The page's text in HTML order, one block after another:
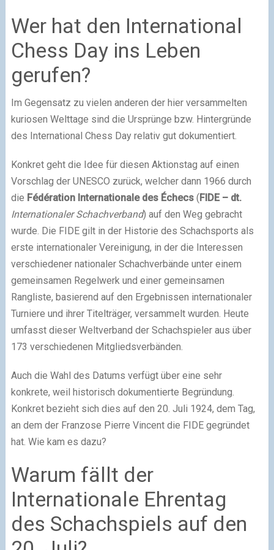
Wer hat den International
Chess Day ins Leben
gerufen?
Im Gegensatz zu vielen anderen der hier versammelten
kuriosen Welttage sind die Ursprünge bzw. Hintergründe
des International Chess Day relativ gut dokumentiert.
Konkret geht die Idee für diesen Aktionstag auf einen
Vorschlag der UNESCO zurück, welcher dann 1966 durch
die Fédération Internationale des Échecs( FIDE – dt.
Internationaler Schachverband) auf den Weg gebracht
wurde. Die FIDE gilt in der Historie des Schachsports als
erste internationaler Vereinigung, in der die Interessen
verschiedener nationaler Schachverbände unter einem
gemeinsamen Regelwerk und einer gemeinsamen
Rangliste, basierend auf den Ergebnissen internationaler
Turniere und ihrer Titelträger, versammelt wurden. Heute
umfasst dieser Weltverband der Schachspieler aus über
173 verschiedenen Mitgliedsverbänden.
Auch die Wahl des Datums verfügt über eine sehr
konkrete, weil historisch dokumentierte Begründung.
Konkret bezieht sich dies auf den 20. Juli 1924, dem Tag,
an dem der Franzose Pierre Vincent die FIDE gegründet
hat. Wie kam es dazu?
Warum fällt der
Internationale Ehrentag
des Schachspiels auf den